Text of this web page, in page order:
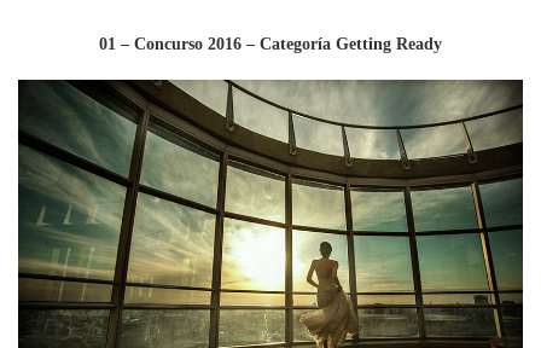
01 – Concurso 2016 – Categoría Getting Ready